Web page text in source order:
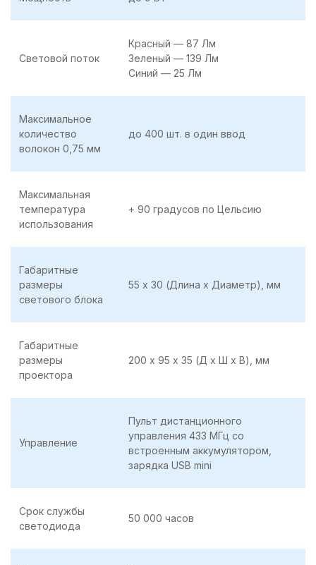
Световой поток
Красный — 87 Лм
Зеленый — 139 Лм
Синий — 25 Лм
Максимальное
количество
волокон 0,75 мм
до 400 шт. в один ввод
Максимальная
температура
использования
+ 90 градусов по Цельсию
Габаритные
размеры
светового блока
55 х 30 (Длина x Диаметр), мм
Габаритные
размеры
проектора
200 х 95 х 35 (Д х Ш х В), мм
Управление
Пульт дистанционного
управления 433 МГц со
встроенным аккумулятором,
зарядка USB mini
Срок службы
светодиода
50 000 часов